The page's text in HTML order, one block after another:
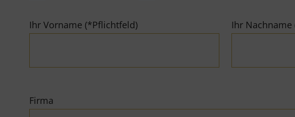
Ihr Vorname (*Pflichtfeld) Ihr
Firma